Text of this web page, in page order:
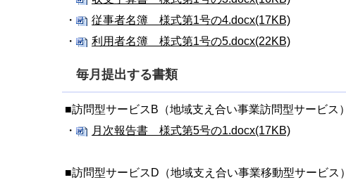
・
従事者名簿 様式第1号の4.docx(17KB)
・
利用者名簿 様式第1号の5.docx(22KB)
毎月提出する書類
■訪問型サービスB（地域支え合い事業訪問型サービス）
・
月次報告書 様式第5号の1.docx(17KB)
■訪問型サービスD（地域支え合い事業移動型サービス）